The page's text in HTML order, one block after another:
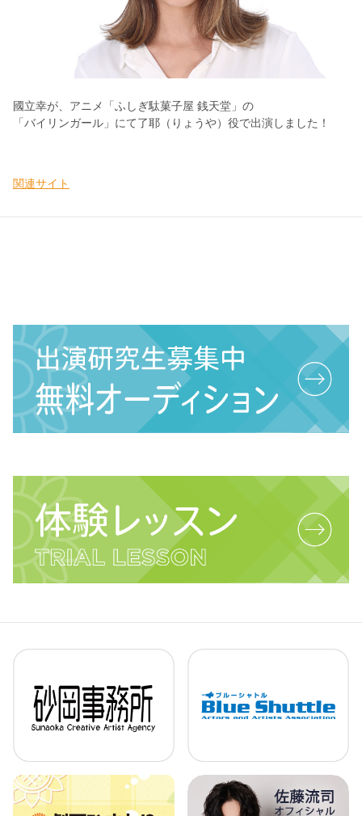
國立幸が、アニメ「ふしぎ駄菓子屋 銭天堂」の
「バイリンガール」にて了耶（りょうや）役で出演しました！
関連サイト